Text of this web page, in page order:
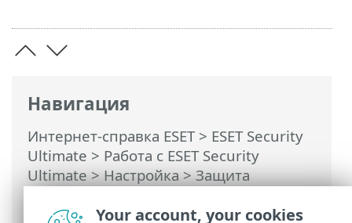
Навигация
Интернет-справка ESET> ESET Security
Ultimate > Работа с ESET Security
Ultimate>Настройка>Защита
приложенийYour account, your cookies